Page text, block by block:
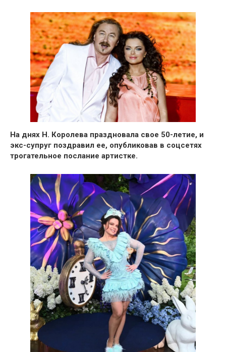
На днях Н. Королева праздновала свое 50-летие, и
экс-супруг поздравил ее, опубликовав в соцсетях
трогательное послание артистке.